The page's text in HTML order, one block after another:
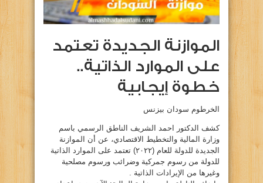
الموازنة الجديدة تعتمد
على الموارد الذاتية..
خطوة إيجابية
الخرطوم سودان بيزنس
كشف الدكتور احمد الشريف الناطق الرسمي باسم
وزارة المالية والتخطيط الاقتصادي، عن أن الموازنة
الجديدة للدولة للعام (٢٠٢٢) تعتمد على الموارد الذاتية
للدولة من رسوم جمركية وضرائب ورسوم مصلحية
وغيرها من الإيرادات الذاتية .